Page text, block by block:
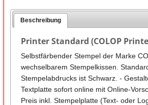
Beschreibung
Printer Standard (COLOP
Selbstfärbender Stempel der Marke
wechselbarem Stempelkissen.
Stempelabdrucks ist Schwarz. -
Textplatte sofort online mit Online-
Preis inkl. Stempelplatte (Text- oder